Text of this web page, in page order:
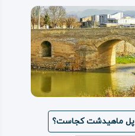
پل ماهیدشت کجاست؟